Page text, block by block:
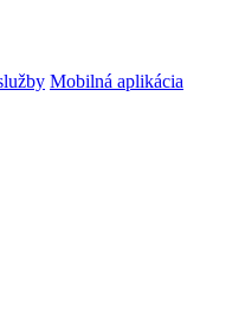
Mobilná aplikácia